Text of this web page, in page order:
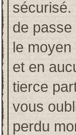
sécurisé.
de
le
et en
tierce
vous
perdu